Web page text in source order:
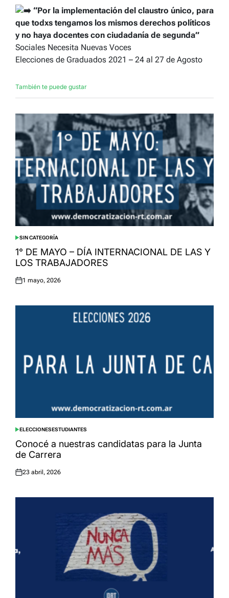
“Por la implementación del claustro único, para
que todxs tengamos los mismos derechos políticos
y no haya docentes con ciudadanía de segunda”
Sociales Necesita Nuevas Voces
Elecciones de Graduados 2021 – 24 al 27 de Agosto
También te puede gustar
POSTED
IN
SIN CATEGORÍA
1° DE MAYO – DÍA INTERNACIONAL DE LAS Y
LOS TRABAJADORES
Posted
1 mayo, 2026
POSTED
IN
ELECCIONESESTUDIANTES
Conocé a nuestras candidatas para la Junta
de Carrera
Posted
23 abril, 2026